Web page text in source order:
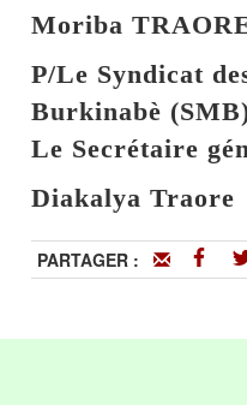
Moriba
P/Le Syndicat
Burkinabè
Le Secrétaire
Diakalya Traore
PARTAGER :